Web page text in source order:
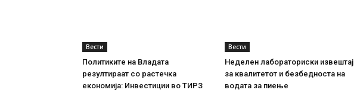
Вести
Политиките на Владата
резултираат со растечка
економија: Инвестиции во ТИРЗ
Вести
Неделен лабораториски извештај
за квалитетот и безбедноста на
водата за пиење